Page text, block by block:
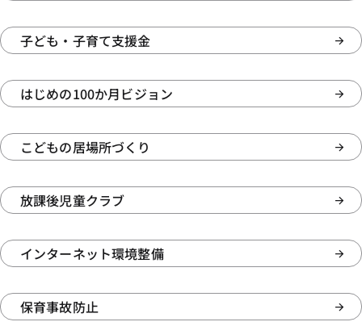
子ども・子育て支援金
はじめの100か月ビジョン
こどもの居場所づくり
放課後児童クラブ
インターネット環境整備
保育事故防止